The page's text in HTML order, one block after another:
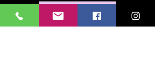
leggi di più